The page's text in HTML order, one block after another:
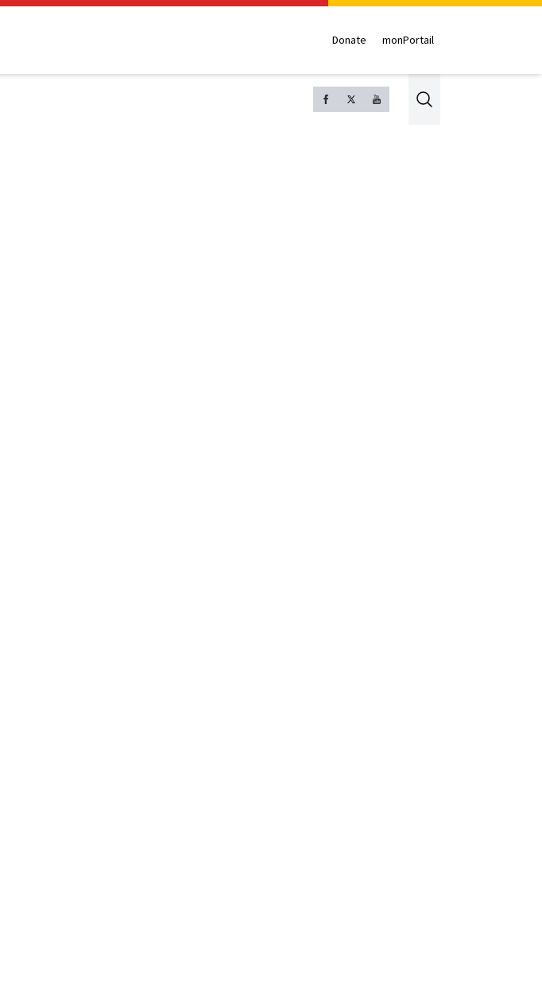
Donate monPortail
Search